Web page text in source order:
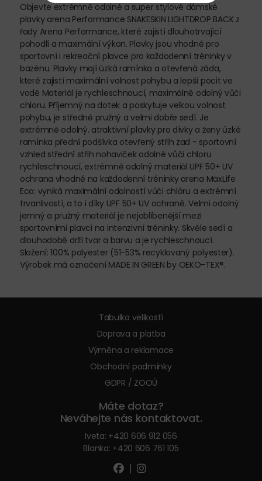
Objevte extrémně odolné a super stylové dámské
plavky arena Performance SNAKESKIN LIGHTDROP BACK z
řady Arena Performance, které zajistí dlouhotrvající
pohodlí a maximální výkon. Plavky jsou vhodné pro
sportovní i rekreační plavce pro každodenní tréninky v
bazénu. Plavky mají úzká ramínka a otevřená záda,
které zajistí maximální volnost pohybu a lepší pocit ve
vodě Materiál je rychleschnoucí, maximálně odolný vůči
chloru. Příjemný na dotek a poskytuje velkou volnost
pohybu, je středně pružný a velmi dobře sedí. Je
extrémně odolný. atraktivní plavky pro dívky a ženy úzké
ramínka přední podšívka otevřený střih zad - sportovní
vzhled střední střih nohaviček odolné vůči chloru
rychleschnoucí, extrémně odolný materiál UPF 50+ UV
ochrana vhodné na každodenní tréninky arena MaxLife
Eco: vyniká maximální odolností vůči chlóru a extrémní
trvanlivostí, a to i díky UPF 50+ UV ochraně. Velmi odolný
jemný a pružný materiál je nejoblíbenější mezi
sportovními plavci na intenzivní tréninky. Skvěle sedí a
dlouhodobě drží tvar a barvu a je rychleschnoucí.
Složení: 100% polyester (51-53% recyklovaný polyester).
Výrobek má označení MADE IN GREEN by OEKO-TEX®.
Tabulka velikostí
Doprava a platba
Výměna a reklamace
Obchodní podmínky
GDPR / ZOOÚ
Máte dotaz?
Neváhejte nás kontaktovat.
Iveta: +420 606 912 056
Blanka: +420 606 761 105
|